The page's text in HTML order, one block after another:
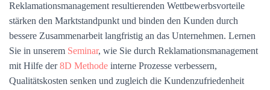
Reklamationsmanagement resultierenden Wettbewerbsvorteile
stärken den Marktstandpunkt und binden den Kunden durch
bessere Zusammenarbeit langfristig an das Unternehmen. Lernen
Sie in unserem Seminar, wie Sie durch Reklamationsmanagement
mit Hilfe der8D Methode interne Prozesse verbessern,
Qualitätskosten senken und zugleich die Kundenzufriedenheit